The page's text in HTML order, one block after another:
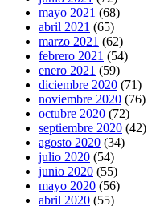
mayo 2021 (68)
abril 2021 (65)
marzo 2021 (62)
febrero 2021 (54)
enero 2021 (59)
diciembre 2020 (71)
noviembre 2020 (76)
octubre 2020 (72)
septiembre 2020 (42)
agosto 2020 (34)
julio 2020 (54)
junio 2020 (55)
mayo 2020 (56)
abril 2020 (55)